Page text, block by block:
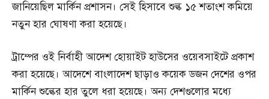
জানিয়েছিল মার্কিন প্রশাসন। সেই হিসাবে শুল্ক ১৫ শতাংশ কমিয়ে
নতুন হার ঘোষণা করা হয়েছে।
ট্রাম্পের ওই নির্বাহী আদেশ হোয়াইট হাউসের ওয়েবসাইটে প্রকাশ
করা হয়েছে। আদেশে বাংলাদেশ ছাড়াও কয়েক ডজন দেশের ওপর
মার্কিন শুল্কের হার তুলে ধরা হয়েছে। অন্য দেশগুলোর মধ্যে